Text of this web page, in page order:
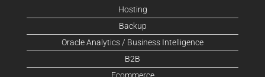
Hosting
Backup
Oracle Analytics / Business Intelligence
B2B